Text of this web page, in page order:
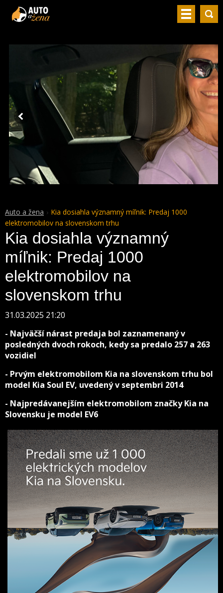
Auto a žena
Kia dosiahla významný míľnik: Predaj 1000
elektromobilov na slovenskom trhu
Kia dosiahla významný
míľnik: Predaj 1000
elektromobilov na
slovenskom trhu
31.03.2025 21:20
- Najväčší nárast predaja bol zaznamenaný v
posledných dvoch rokoch, kedy sa predalo 257 a 263
vozidiel
- Prvým elektromobilom Kia na slovenskom trhu bol
model Kia Soul EV, uvedený v septembri 2014
- Najpredávanejším elektromobilom značky Kia na
Slovensku je model EV6